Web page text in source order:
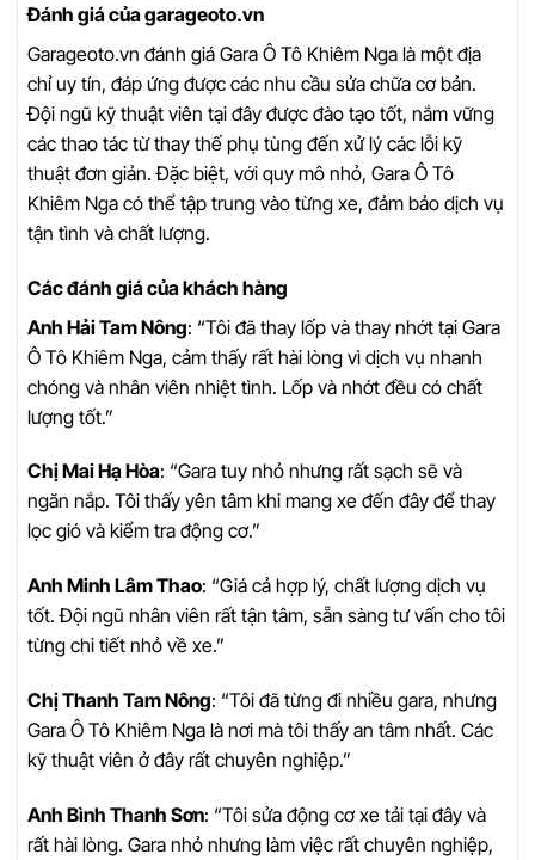
Đánh giá của garageoto.vn
Garageoto.vn đánh giá Gara Ô Tô Khiêm Nga là một địa
chỉ uy tín, đáp ứng được các nhu cầu sửa chữa cơ bản.
Đội ngũ kỹ thuật viên tại đây được đào tạo tốt, nắm vững
các thao tác từ thay thế phụ tùng đến xử lý các lỗi kỹ
thuật đơn giản. Đặc biệt, với quy mô nhỏ, Gara Ô Tô
Khiêm Nga có thể tập trung vào từng xe, đảm bảo dịch vụ
tận tình và chất lượng.
Các đánh giá của khách hàng
Anh Hải Tam Nông: “Tôi đã thay lốp và thay nhớt tại Gara
Ô Tô Khiêm Nga, cảm thấy rất hài lòng vì dịch vụ nhanh
chóng và nhân viên nhiệt tình. Lốp và nhớt đều có chất
lượng tốt.”
Chị Mai Hạ Hòa: “Gara tuy nhỏ nhưng rất sạch sẽ và
ngăn nắp. Tôi thấy yên tâm khi mang xe đến đây để thay
lọc gió và kiểm tra động cơ.”
Anh Minh Lâm Thao: “Giá cả hợp lý, chất lượng dịch vụ
tốt. Đội ngũ nhân viên rất tận tâm, sẵn sàng tư vấn cho tôi
từng chi tiết nhỏ về xe.”
Chị Thanh Tam Nông: “Tôi đã từng đi nhiều gara, nhưng
Gara Ô Tô Khiêm Nga là nơi mà tôi thấy an tâm nhất. Các
kỹ thuật viên ở đây rất chuyên nghiệp.”
Anh Bình Thanh Sơn: “Tôi sửa động cơ xe tải tại đây và
rất hài lòng. Gara nhỏ nhưng làm việc rất chuyên nghiệp,